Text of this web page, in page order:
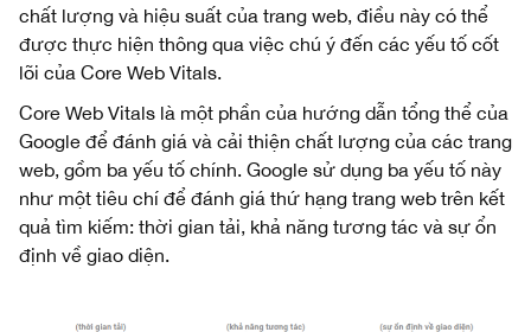
chất lượng và hiệu suất của trang web, điều này có thể
được thực hiện thông qua việc chú ý đến các yếu tố cốt
lõi của Core Web Vitals.
Core Web Vitals là một phần của hướng dẫn tổng thể của
Google để đánh giá và cải thiện chất lượng của các trang
web, gồm ba yếu tố chính. Google sử dụng ba yếu tố này
như một tiêu chí để đánh giá thứ hạng trang web trên kết
quả tìm kiếm: thời gian tải, khả năng tương tác và sự ổn
định về giao diện.